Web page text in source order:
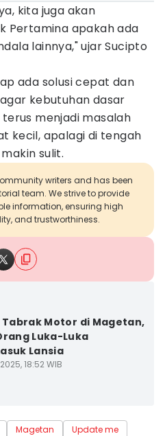
kita juga akan
Pertamina apakah ada
lainnya," ujar Sucipto
ada solusi cepat dan
kebutuhan dasar
menjadi masalah
kecil, apalagi di tengah
sulit.
writers and has been
team. We strive to provide
information, ensuring high
and trustworthiness.
Tabrak Motor di Magetan,
Luka-Luka
Lansia
18:52 WIB
Magetan Update me